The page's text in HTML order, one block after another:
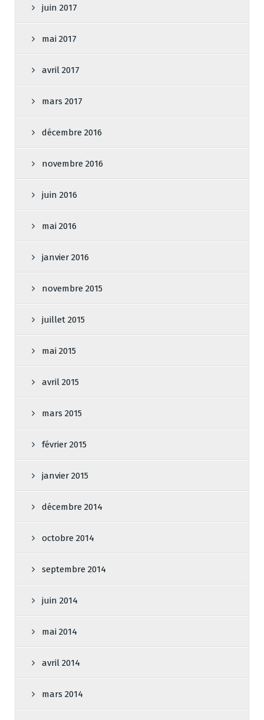
juin 2017
mai 2017
avril 2017
mars 2017
décembre 2016
novembre 2016
juin 2016
mai 2016
janvier 2016
novembre 2015
juillet 2015
mai 2015
avril 2015
mars 2015
février 2015
janvier 2015
décembre 2014
octobre 2014
septembre 2014
juin 2014
mai 2014
avril 2014
mars 2014